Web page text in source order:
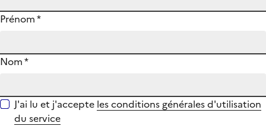
Prénom*
Nom*
J'ai lu et j'accepte les conditions générales d'utilisation
du service